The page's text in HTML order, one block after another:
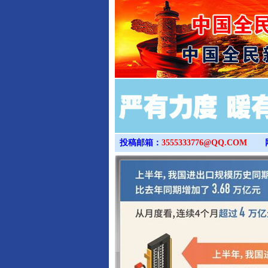
投稿邮箱： 3555333776@QQ.COM